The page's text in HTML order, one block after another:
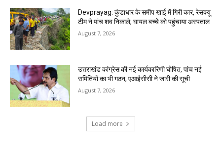
Devprayag: कुंडाधार के समीप खाई में गिरी कार, रेसक्यू
टीम ने पांच शव निकाले, घायल बच्चे को पहुंचाया अस्पताल
August 7, 2026
उत्तराखंड कांग्रेस की नई कार्यकारिणी घोषित, पांच नई
समितियों का भी गठन, एआईसीसी ने जारी की सूची
August 7, 2026
Load more